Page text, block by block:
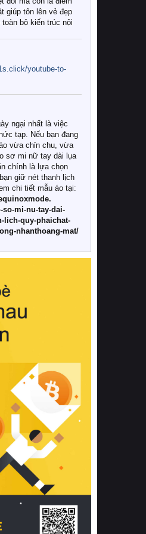
giúp tôn lên vẻ đẹp
bộ kiến trúc nội
thị trường đa dạng
hiệu và mẫu mã
thế nào để chọn
chăn ga gối đệm cao
lượng, phù hợp với
sử dụng của gia
chúng tôi đi tìm lời
qua bài viết dưới đây.
đình hiện đại lại ưa
gối đệm cao cấp?
sản phẩm thông
chăn ga gối đệm
quy trình sản xuất
khâu chọn lọc nguyên
công nghệ dệt
không chứa hóa chất
nhận rõ rệt sự khác
phần đệm nâng đỡ
lựa chọn các dòng
chất lượng quốc
ngừa tình trạng kích
mốc trong điều kiện
Bạn có thể tìm hiểu
cứu khoa học về tác
và môi trường
sức khỏe con
Foundation (External
nhìn toàn diện hơn.
khi lựa chọn
cao cấp cho phòng
chăn ga gối đệm
cả về thẩm mỹ lẫn
tiêu dùng cần cân
tiêu chí quan trọng
youtube-to-
ngại nhất là việc
tạp. Nếu bạn đang
vừa chỉn chu, vừa
sơ mi nữ tay dài lụa
chính là lựa chọn
giữ nét thanh lịch
chi tiết mẫu áo tại:
so-mi-nu-tay-dai-
lich-quy-phaichat-
nhanthoang-mat/